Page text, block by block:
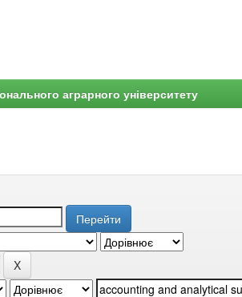
аграрного університету